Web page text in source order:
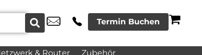
Termin Buchen
& Router Zubehör